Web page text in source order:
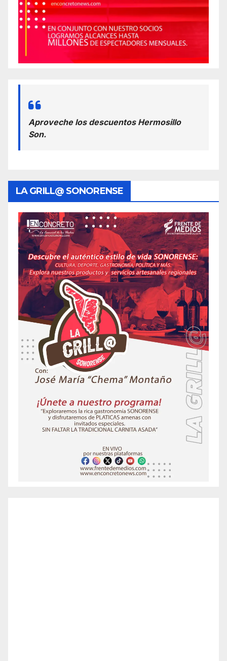
Aproveche los descuentos Hermosillo
Son.
LA GRILL@ SONORENSE